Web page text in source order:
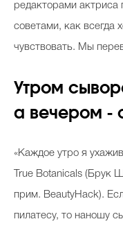
редакторами актриса
советами, как всегда
чувствовать. Мы
Утром
а вечером -
«Каждое утро я
True Botanicals (Брук
прим. BeautyHack).
пилатесу, то наношу